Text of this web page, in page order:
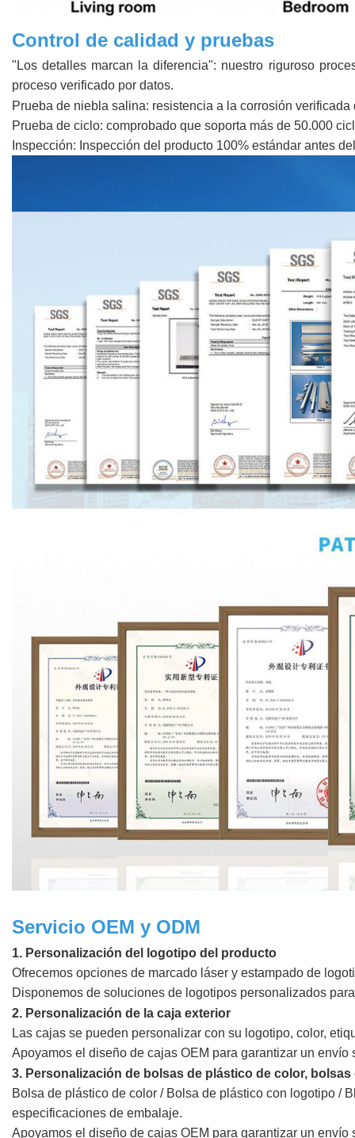
Control de calidad y pruebas
"Los detalles marcan la diferencia": nuestro riguroso
proceso verificado por datos.
Prueba de niebla salina: resistencia a la corrosión verificada
Prueba de ciclo: comprobado que soporta más de 50.000
Inspección: Inspección del producto 100% estándar antes
Servicio OEM y ODM
1. Personalización del logotipo del producto
Ofrecemos opciones de marcado láser y estampado de
Disponemos de soluciones de logotipos personalizados
2. Personalización de la caja exterior
Las cajas se pueden personalizar con su logotipo, color,
Apoyamos el diseño de cajas OEM para garantizar un
3. Personalización de bolsas de plástico de color,
Bolsa de plástico de color / Bolsa de plástico con logotipo /
especificaciones de embalaje.
Apoyamos el diseño de cajas OEM para garantizar un